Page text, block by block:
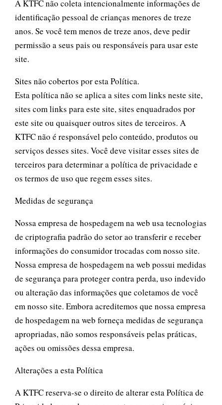
A KTFC não coleta intencionalmente informações de
identificação pessoal de crianças menores de treze
anos. Se você tem menos de treze anos, deve pedir
permissão a seus pais ou responsáveis para usar este
site.
Sites não cobertos por esta Política.
Esta política não se aplica a sites com links neste site,
sites com links para este site, sites enquadrados por
este site ou quaisquer outros sites de terceiros. A
KTFC não é responsável pelo conteúdo, produtos ou
serviços desses sites. Você deve visitar esses sites de
terceiros para determinar a política de privacidade e
os termos de uso que regem esses sites.
Medidas de segurança
Nossa empresa de hospedagem na web usa tecnologias
de criptografia padrão do setor ao transferir e receber
informações do consumidor trocadas com nosso site.
Nossa empresa de hospedagem na web possui medidas
de segurança para proteger contra perda, uso indevido
ou alteração das informações que coletamos de você
em nosso site. Embora acreditemos que nossa empresa
de hospedagem na web forneça medidas de segurança
apropriadas, não somos responsáveis pelas práticas,
ações ou omissões dessa empresa.
Alterações a esta Política
A KTFC reserva-se o direito de alterar esta Política de